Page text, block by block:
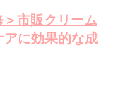
市販クリーム
アに効果的な成